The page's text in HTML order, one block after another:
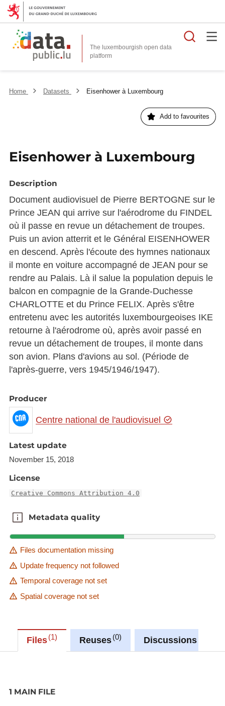
The luxembourgish open data
platform
Home Datasets Eisenhower à Luxembourg
Add to favourites
Eisenhower à Luxembourg
Description
Document audiovisuel de Pierre BERTOGNE sur le
Prince JEAN qui arrive sur l'aérodrome du FINDEL
où il passe en revue un détachement de troupes.
Puis un avion atterrit et le Général EISENHOWER
en descend. Après l'écoute des hymnes nationaux
il monte en voiture accompagné de JEAN pour se
rendre au Palais. Là il salue la population depuis le
balcon en compagnie de la Grande-Duchesse
CHARLOTTE et du Prince FELIX. Après s'être
entretenu avec les autorités luxembourgeoises IKE
retourne à l'aérodrome où, après avoir passé en
revue un détachement de troupes, il monte dans
son avion. Plans d'avions au sol. (Période de
l'après-guerre, vers 1945/1946/1947).
Producer
Centre national de l'audiovisuel
Latest update
November 15, 2018
License
Creative Commons Attribution 4.0
Metadata quality
Metadata quality
Files documentation missing
Update frequency not followed
Temporal coverage not set
Spatial coverage not set
Files 1 Reuses 0 Discussions
1 MAIN FILE